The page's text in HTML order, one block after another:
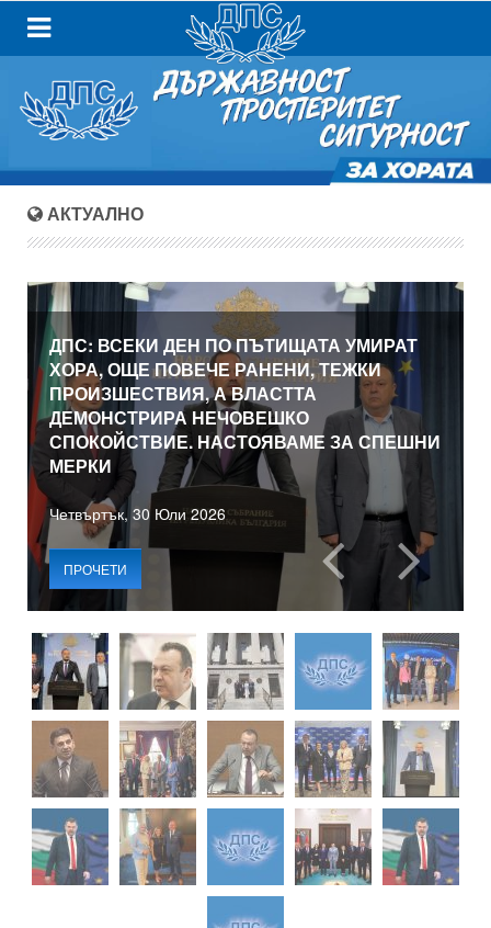
АКТУАЛНО
ДПС: ВСЕКИ ДЕН ПО ПЪТИЩАТА УМИРАТ
ХОРА, ОЩЕ ПОВЕЧЕ РАНЕНИ, ТЕЖКИ
ПРОИЗШЕСТВИЯ, А ВЛАСТТА
ДЕМОНСТРИРА НЕЧОВЕШКО
СПОКОЙСТВИЕ. НАСТОЯВАМЕ ЗА СПЕШНИ
МЕРКИ
Четвъртък, 30 Юли 2026
ПРОЧЕТИ